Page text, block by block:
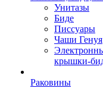
Унитазы
Биде
Писсуары
Чаши Генуя
крышки-
Раковины